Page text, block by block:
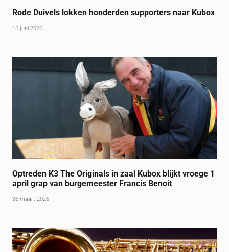
Rode Duivels lokken honderden supporters naar Kubox
16 juni 2026
Optreden K3 The Originals in zaal Kubox blijkt vroege 1
april grap van burgemeester Francis Benoit
26 maart 2026